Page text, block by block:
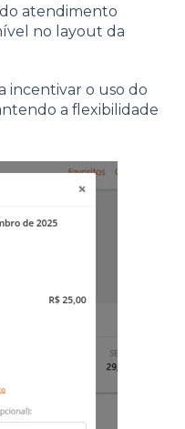
atendimento
no layout da
incentivar o uso do
a flexibilidade